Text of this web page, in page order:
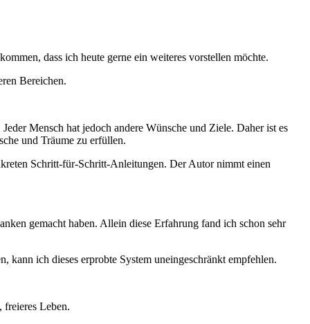
dass ich heute gerne ein weiteres vorstellen möchte.
Bereichen.
Mensch hat jedoch andere Wünsche und Ziele. Daher ist es
und Träume zu erfüllen.
Schritt-für-Schritt-Anleitungen. Der Autor nimmt einen
gemacht haben. Allein diese Erfahrung fand ich schon sehr
kann ich dieses erprobte System uneingeschränkt empfehlen.
freieres Leben.